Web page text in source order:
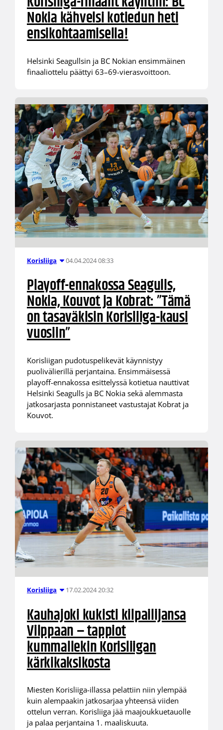
Nokia kähvelsi kotiedun heti
ensikohtaamisella!
Helsinki Seagullsin ja BC Nokian ensimmäinen
finaaliottelu päättyi 63–69-vierasvoittoon.
Korisliiga 04.04.2024 08:33
Playoff-ennakossa Seagulls,
Nokia, Kouvot ja Kobrat: ”Tämä
on tasaväkisin Korisliiga-kausi
vuosiin”
Korisliigan pudotuspelikevät käynnistyy
puolivälierillä perjantaina. Ensimmäisessä
playoff-ennakossa esittelyssä kotietua nauttivat
Helsinki Seagulls ja BC Nokia sekä alemmasta
jatkosarjasta ponnistaneet vastustajat Kobrat ja
Kouvot.
Korisliiga 17.02.2024 20:32
Kauhajoki kukisti kilpailijansa
Vilppaan – tappiot
kummallekin Korisliigan
kärkikaksikosta
Miesten Korisliiga-illassa pelattiin niin ylempää
kuin alempaakin jatkosarjaa yhteensä viiden
ottelun verran. Korisliiga jää maajoukkuetauolle
ja palaa perjantaina 1. maaliskuuta.